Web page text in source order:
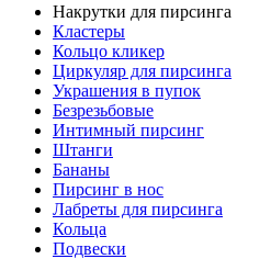
Накрутки для пирсинга
Кластеры
Кольцо кликер
Циркуляр для пирсинга
Украшения в пупок
Безрезьбовые
Интимный пирсинг
Штанги
Бананы
Пирсинг в нос
Лабреты для пирсинга
Кольца
Подвески